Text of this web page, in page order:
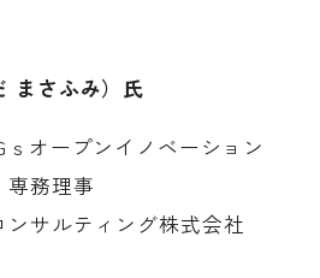
まさふみ）氏
オープンイノベーション
務理事
ンサルティング株式会社